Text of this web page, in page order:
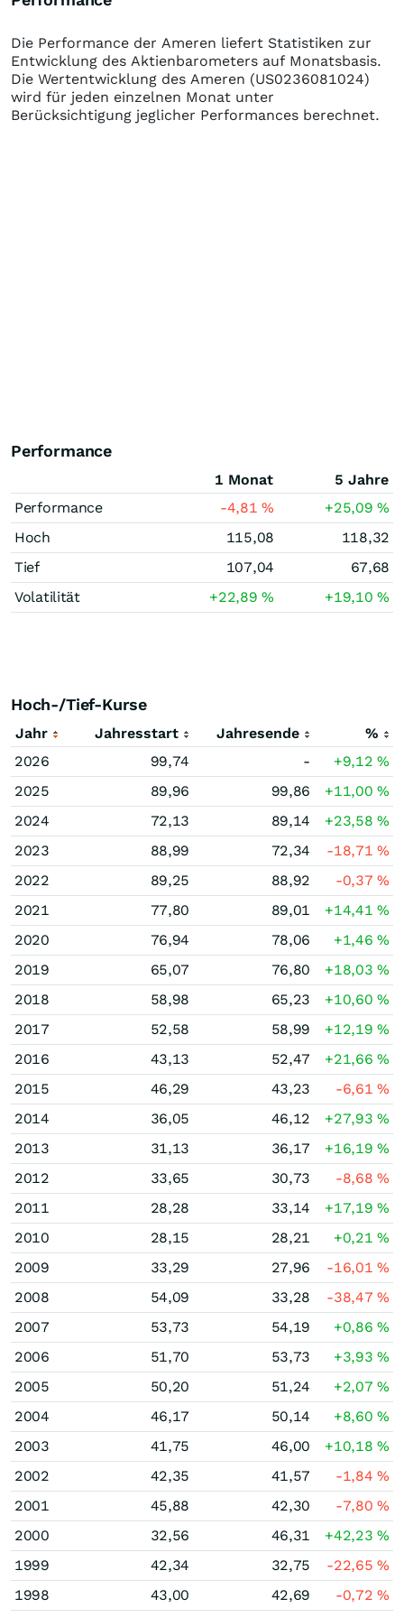
Die Performance der Ameren liefert Statistiken zur
Entwicklung des Aktienbarometers auf Monatsbasis.
Die Wertentwicklung des Ameren (US0236081024)
wird für jeden einzelnen Monat unter
Berücksichtigung jeglicher Performances berechnet.
Performance
1 Monat
5 Jahre
Performance
-4,81% +25,09%
Hoch
115,08
118,32
Tief
107,04
67,68
Volatilität
+22,89% +19,10%
Hoch-/Tief-Kurse
Jahr Jahresstart Jahresende
%
2026
99,74 - +9,12%
2025
89,96 99,86 +11,00%
2024
72,13 89,14 +23,58%
2023
88,99 72,34 -18,71%
2022
89,25 88,92 -0,37%
2021
77,80 89,01 +14,41%
2020
76,94 78,06 +1,46%
2019
65,07 76,80 +18,03%
2018
58,98 65,23 +10,60%
2017
52,58 58,99 +12,19%
2016
43,13 52,47 +21,66%
2015
46,29 43,23 -6,61%
2014
36,05 46,12 +27,93%
2013
31,13 36,17 +16,19%
2012
33,65 30,73 -8,68%
2011
28,28 33,14 +17,19%
2010
28,15 28,21 +0,21%
2009
33,29 27,96 -16,01%
2008
54,09 33,28 -38,47%
2007
53,73 54,19 +0,86%
2006
51,70 53,73 +3,93%
2005
50,20 51,24 +2,07%
2004
46,17 50,14 +8,60%
2003
41,75 46,00 +10,18%
2002
42,35 41,57 -1,84%
2001
45,88 42,30 -7,80%
2000
32,56 46,31 +42,23%
1999
42,34 32,75 -22,65%
1998
43,00 42,69 -0,72%